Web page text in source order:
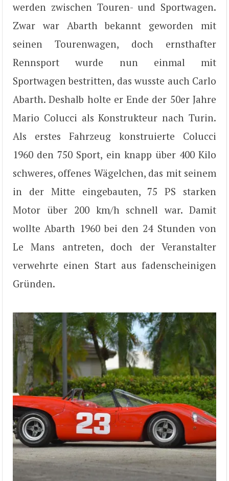
werden zwischen Touren- und Sportwagen.
Zwar war Abarth bekannt geworden mit
seinen Tourenwagen, doch ernsthafter
Rennsport wurde nun einmal mit
Sportwagen bestritten, das wusste auch Carlo
Abarth. Deshalb holte er Ende der 50er Jahre
Mario Colucci als Konstrukteur nach Turin.
Als erstes Fahrzeug konstruierte Colucci
1960 den 750 Sport, ein knapp über 400 Kilo
schweres, offenes Wägelchen, das mit seinem
in der Mitte eingebauten, 75 PS starken
Motor über 200 km/h schnell war. Damit
wollte Abarth 1960 bei den 24 Stunden von
Le Mans antreten, doch der Veranstalter
verwehrte einen Start aus fadenscheinigen
Gründen.